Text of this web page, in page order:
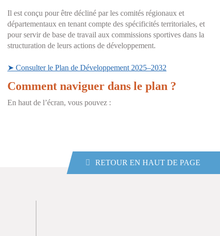
Il est conçu pour être décliné par les comités régionaux et
départementaux en tenant compte des spécificités territoriales, et
pour servir de base de travail aux commissions sportives dans la
structuration de leurs actions de développement.
➤ Consulter le Plan de Développement 2025–2032
Comment naviguer dans le plan ?
En haut de l’écran, vous pouvez :
RETOUR EN HAUT DE PAGE